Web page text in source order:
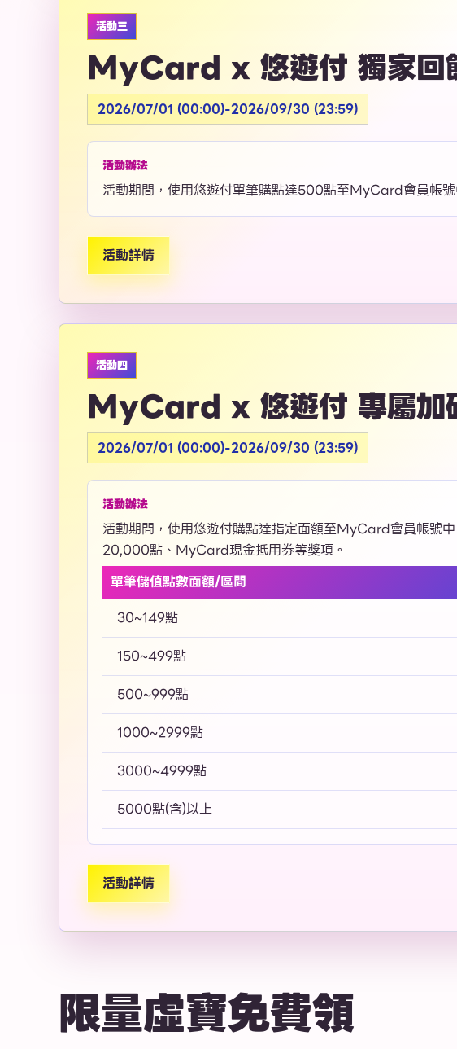
活動三
MyCard x 悠遊付 獨家回
2026/07/01 (00:00)-2026/09/30 (23:59)
活動辦法
活動期間，使用悠遊付單筆購點達500點至MyCard會員帳
活動詳情
活動四
MyCard x 悠遊付 專屬加
2026/07/01 (00:00)-2026/09/30 (23:59)
活動辦法
活動期間，使用悠遊付購點達指定面額至MyCard會員帳號
20,000點、MyCard現金抵用券等獎項。
單筆儲值點數面額/區間
30~149點
150~499點
500~999點
1000~2999點
3000~4999點
5000點(含)以上
活動詳情
限量虛寶免費領